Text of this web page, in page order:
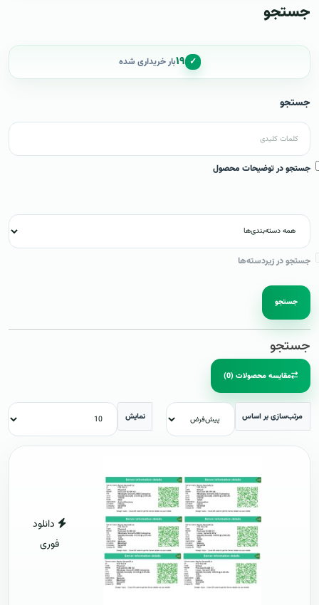
جستجو
✓ ۱۹بار خریداری شده
جستجو
جستجو در توضیحات محصول
جستجو در زیردسته‌ها
جستجو
جستجو
مقایسه محصولات (0)
مرتب‌سازی بر اساس نمایش
دانلود
فوری